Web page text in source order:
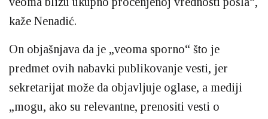
kaže Nenadić.
On objašnjava da je „veoma sporno“ što je
predmet ovih nabavki publikovanje vesti, jer
sekretarijat može da objavljuje oglase, a mediji
„mogu, ako su relevantne, prenositi vesti o